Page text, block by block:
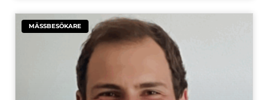
MÄSSBESÖKARE